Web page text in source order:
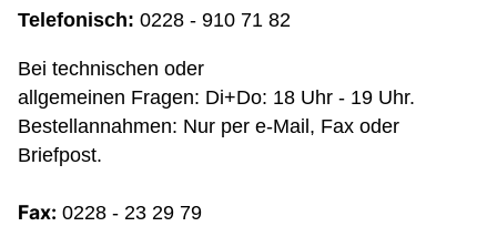
Telefonisch: 0228 - 910 71 82
Bei technischen oder
allgemeinen Fragen: Di+Do: 18 Uhr - 19 Uhr.
Bestellannahmen: Nur per e-Mail, Fax oder
Briefpost.
Fax: 0228 - 23 29 79